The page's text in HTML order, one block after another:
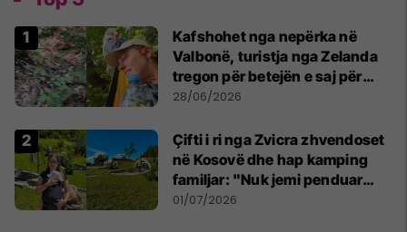
Kafshohet nga nepërka në
Valbonë, turistja nga Zelanda
tregon për betejën e saj për
mbijetesë
28/06/2026
Çifti i ri nga Zvicra zhvendoset
në Kosovë dhe hap kamping
familjar: "Nuk jemi penduar
asnjë ditë"
01/07/2026